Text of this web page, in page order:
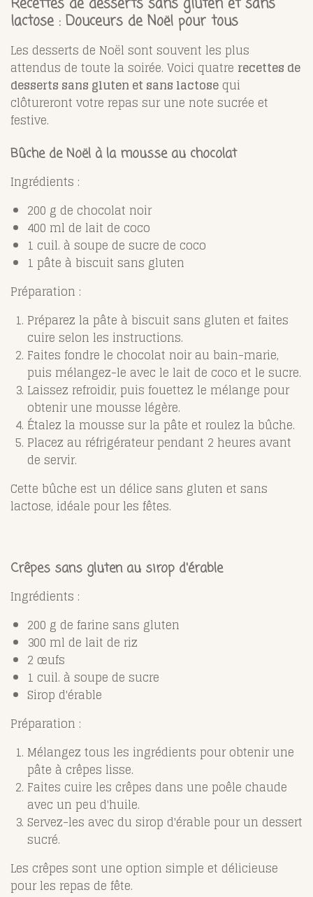
Recettes de desserts sans gluten et sans
lactose : Douceurs de Noël pour tous
Les desserts de Noël sont souvent les plus
attendus de toute la soirée. Voici quatre recettes de
desserts sans gluten et sans lactose qui
clôtureront votre repas sur une note sucrée et
festive.
Bûche de Noël à la mousse au chocolat
Ingrédients :
200 g de chocolat noir
400 ml de lait de coco
1 cuil. à soupe de sucre de coco
1 pâte à biscuit sans gluten
Préparation :
Préparez la pâte à biscuit sans gluten et faites
cuire selon les instructions.
Faites fondre le chocolat noir au bain-marie,
puis mélangez-le avec le lait de coco et le sucre.
Laissez refroidir, puis fouettez le mélange pour
obtenir une mousse légère.
Étalez la mousse sur la pâte et roulez la bûche.
Placez au réfrigérateur pendant 2 heures avant
de servir.
Cette bûche est un délice sans gluten et sans
lactose, idéale pour les fêtes.
Crêpes sans gluten au sirop d'érable
Ingrédients :
200 g de farine sans gluten
300 ml de lait de riz
2 œufs
1 cuil. à soupe de sucre
Sirop d'érable
Préparation :
Mélangez tous les ingrédients pour obtenir une
pâte à crêpes lisse.
Faites cuire les crêpes dans une poêle chaude
avec un peu d'huile.
Servez-les avec du sirop d'érable pour un dessert
sucré.
Les crêpes sont une option simple et délicieuse
pour les repas de fête.